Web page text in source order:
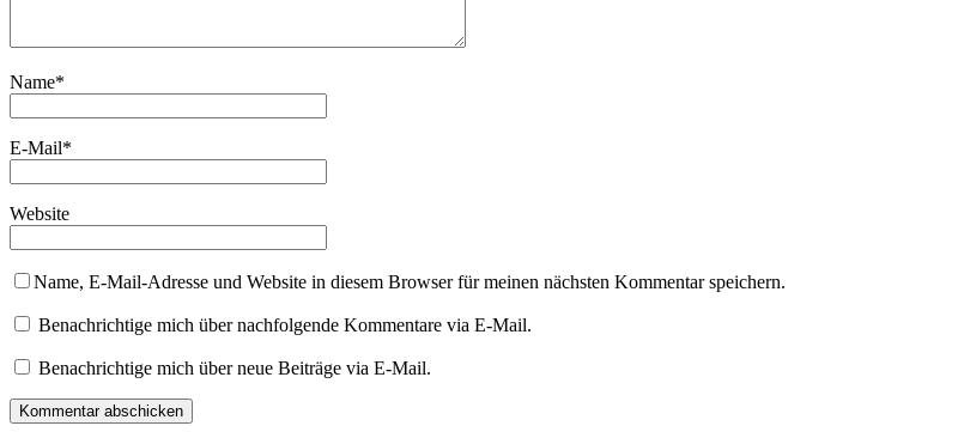
Name*
E-Mail*
Website
Name, E-Mail-Adresse und Website in diesem Browser für meinen nächsten Kommentar speichern.
Benachrichtige mich über nachfolgende Kommentare via E-Mail.
Benachrichtige mich über neue Beiträge via E-Mail.